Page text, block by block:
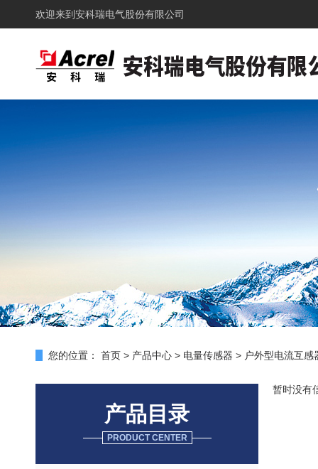
欢迎来到 安科瑞电气股份有限公司
您的位置： 首页 > 产品中心 > 电量传感器 > 户外型电流互感
产品目录
PRODUCT CENTER
暂时没有